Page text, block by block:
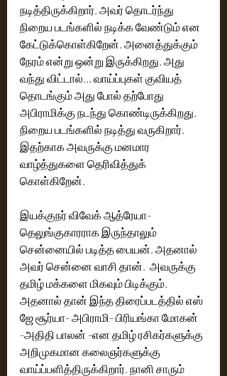
நடித்திருக்கிறார். அவர் தொடர்ந்து
நிறைய படங்களில் நடிக்க வேண்டும் என
கேட்டுக்கொள்கிறேன். அனைத்துக்கும்
நேரம் என்று ஒன்று இருக்கிறது. அது
வந்து விட்டால்... வாய்ப்புகள் குவியத்
தொடங்கும் அது போல் தற்போது
அபிராமிக்கு நடந்து கொண்டிருக்கிறது.
நிறைய படங்களில் நடித்து வருகிறார்.
இதற்காக அவருக்கு மனமார
வாழ்த்துகளை தெரிவித்துக்
கொள்கிறேன்.
இயக்குநர் விவேக் ஆத்ரேயா-
தெலுங்குகாரராக இருந்தாலும்
சென்னையில் படித்த பையன். அதனால்
அவர் சென்னை வாசி தான்.  அவருக்கு
தமிழ் மக்களை மிகவும் பிடிக்கும்.
அதனால் தான் இந்த திரைப்படத்தில் எஸ்
ஜே சூர்யா- அபிராமி- பிரியங்கா மோகன்
-அதிதி பாலன் -என தமிழ் ரசிகர்களுக்கு
அறிமுகமான கலைஞர்களுக்கு
வாய்ப்பளித்திருக்கிறார். நானி சாரும்